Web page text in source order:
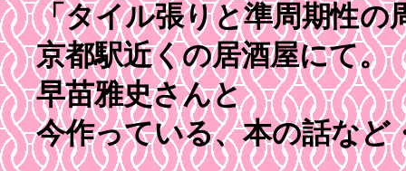
「タイル張りと準周期性の
京都駅近くの居酒屋にて。
早苗雅史さんと
今作っている、本の話など